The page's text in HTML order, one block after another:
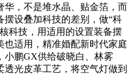
华，不是堆水晶、贴金箔，而
摆设叠加科技的差别，做“科
科技，用适用的设置装备摆
适用，精准婚配新时代家庭
小鹏GX供给破晓白、林雾
光皮革工艺，将空气灯做到